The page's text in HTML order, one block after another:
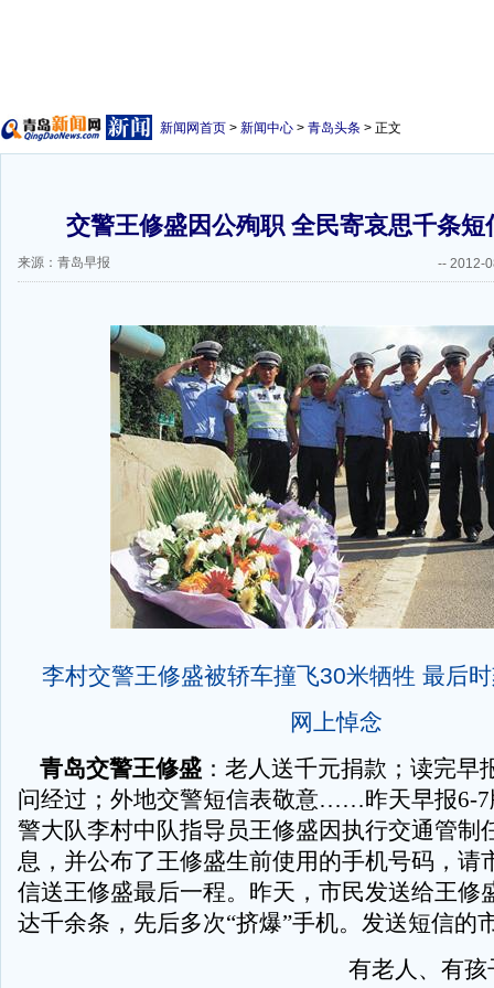
新闻网首页 > 新闻中心 > 青岛头条 > 正文
交警王修盛因公殉职 全民寄哀思千条短
来源：青岛早报 -- 2012-
李村交警王修盛被轿车撞飞30米牺牲 最后
网上悼念
青岛交警王修盛 ：老人送千元捐款；读完早
问经过；外地交警短信表敬意……昨天早报6-7
警大队李村中队指导员王修盛因执行交通管制
息，并公布了王修盛生前使用的手机号码，请
信送王修盛最后一程。昨天，市民发送给王修
达千余条，先后多次“挤爆”手机。发送短信的
有老人、有